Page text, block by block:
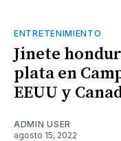
ENTRETENIMIENTO
Jinete
plata en
EEUU y
ADMIN USER
agosto 15, 2022